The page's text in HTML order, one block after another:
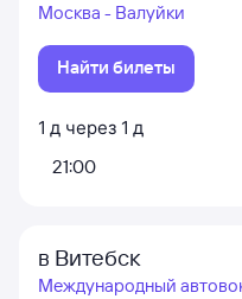
Москва - Валуйки
Найти билеты
1 д через 1 д
21:00
в Витебск
Международный